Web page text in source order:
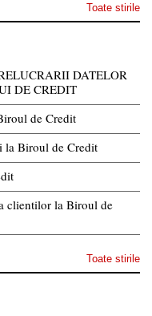
Toate stirile
DATELOR
DE CREDIT
de Credit
la Biroul de Credit
clientilor la Biroul de
Toate stirile